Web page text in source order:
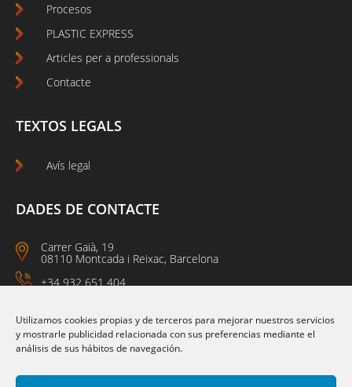
Utilizamos cookies propias y de terceros para mejorar nuestros servicios
y mostrarle publicidad relacionada con sus preferencias mediante el
análisis de sus hábitos de navegación.
Procesos
PLASTIC EXPRESS
Articles per a professionals
Contacte
TEXTOS LEGALS
Avís legal
DADES DE CONTACTE
Carrer Gaià, 19
08110 Montcada i Reixac, Barcelona
+34 932 651 404
15:00 a 18:00